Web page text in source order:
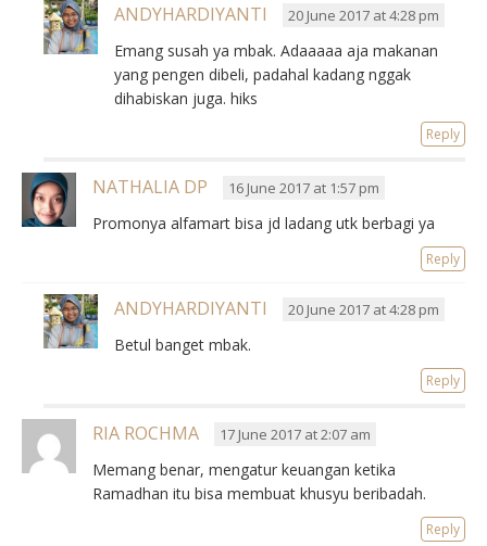
ANDYHARDIYANTI 20 June 2017 at 4:28 pm
Emang susah ya mbak. Adaaaaa aja makanan
yang pengen dibeli, padahal kadang nggak
dihabiskan juga. hiks
Reply
NATHALIA DP 16 June 2017 at 1:57 pm
Promonya alfamart bisa jd ladang utk berbagi ya
Reply
ANDYHARDIYANTI 20 June 2017 at 4:28 pm
Betul banget mbak.
Reply
RIA ROCHMA 17 June 2017 at 2:07 am
Memang benar, mengatur keuangan ketika
Ramadhan itu bisa membuat khusyu beribadah.
Reply